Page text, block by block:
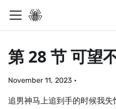
第 28 节 可望
November 11, 2023 ·
追男神马上追到手的时候我